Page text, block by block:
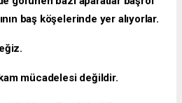
baş köşelerinde yer alıyorlar.
mücadelesi değildir.